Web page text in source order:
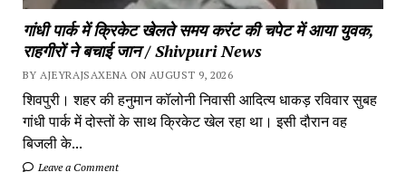
गांधी पार्क में क्रिकेट खेलते समय करंट की चपेट में आया युवक,
राहगीरों ने बचाई जान / Shivpuri News
BY AJEYRAJSAXENA ON AUGUST 9, 2026
शिवपुरी। शहर की हनुमान कॉलोनी निवासी आदित्य धाकड़ रविवार सुबह
गांधी पार्क में दोस्तों के साथ क्रिकेट खेल रहा था। इसी दौरान वह
बिजली के...
Leave a Comment